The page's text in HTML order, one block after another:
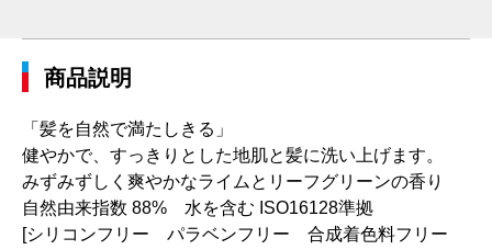
商品説明
「髪を自然で満たしきる」
健やかで、すっきりとした地肌と髪に洗い上げます。
みずみずしく爽やかなライムとリーフグリーンの香り
自然由来指数 88% 水を含む ISO16128準拠
[シリコンフリー パラベンフリー 合成着色料フリー